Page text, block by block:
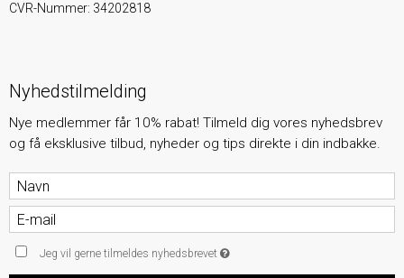
CVR-Nummer: 34202818
Nyhedstilmelding
Nye medlemmer får 10% rabat! Tilmeld dig vores nyhedsbrev
og få eksklusive tilbud, nyheder og tips direkte i din indbakke.
Jeg vil gerne tilmeldes nyhedsbrevet